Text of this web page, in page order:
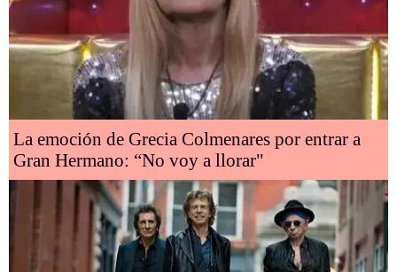
La emoción de Grecia Colmenares por entrar a
Gran Hermano: “No voy a llorar"